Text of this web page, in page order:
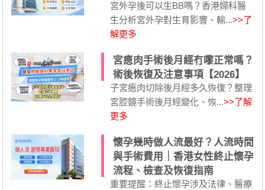
宮外孕後可以生BB嗎？香港婦科醫
生分析宮外孕對生育影響、輸...>>了
解更多
宮瘜肉手術後月經冇嚟正常嗎？
術後恢復及注意事項【2026】
子宮瘜肉切除後月經多久恢復？整理
宮腔鏡手術後月經變化、恢...>>了解
更多
懷孕幾時做人流最好？人流時間
與手術費用｜香港女性終止懷孕
流程、檢查及恢復指南
重要提醒：終止懷孕涉及法律、醫療